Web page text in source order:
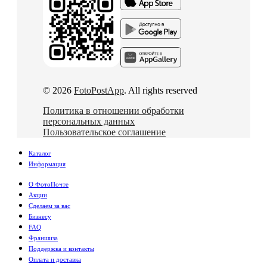
© 2026 FotoPostApp. All rights reserved
Политика в отношении обработки
персональных данных
Пользовательское соглашение
Каталог
Информация
О ФотоПочте
Акции
Сделаем за вас
Бизнесу
FAQ
Франшиза
Поддержка и контакты
Оплата и доставка